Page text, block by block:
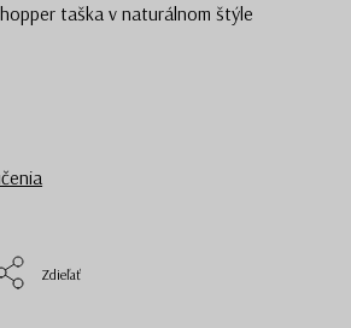
taška v naturálnom štýle
Zdieľať